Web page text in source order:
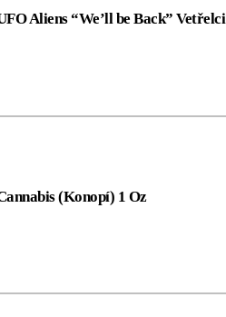
Aliens “We’ll be Back”
(Konopí) 1 Oz